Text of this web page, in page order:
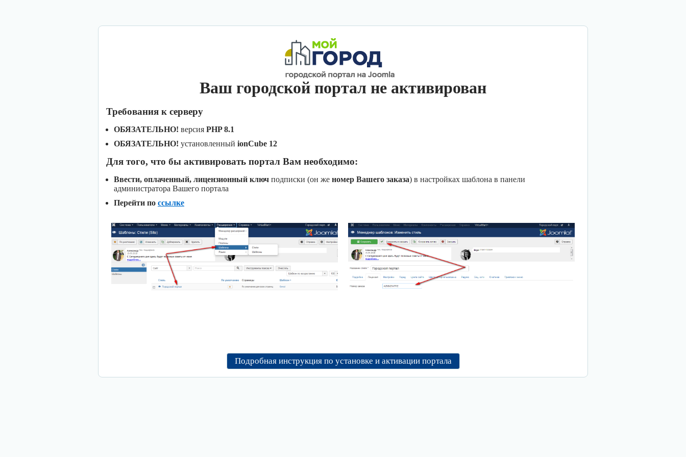
Ваш городской портал не активирован
Требования к серверу
ОБЯЗАТЕЛЬНО! версия PHP 8.1
ОБЯЗАТЕЛЬНО! установленный ionCube 12
Для того, что бы активировать портал Вам необходимо:
Ввести, оплаченный, лицензионный ключ подписки (он же номер Вашего заказа) в настройках шаблона в панели
администратора Вашего портала
Перейти по ссылке
Подробная инструкция по установке и активации портала